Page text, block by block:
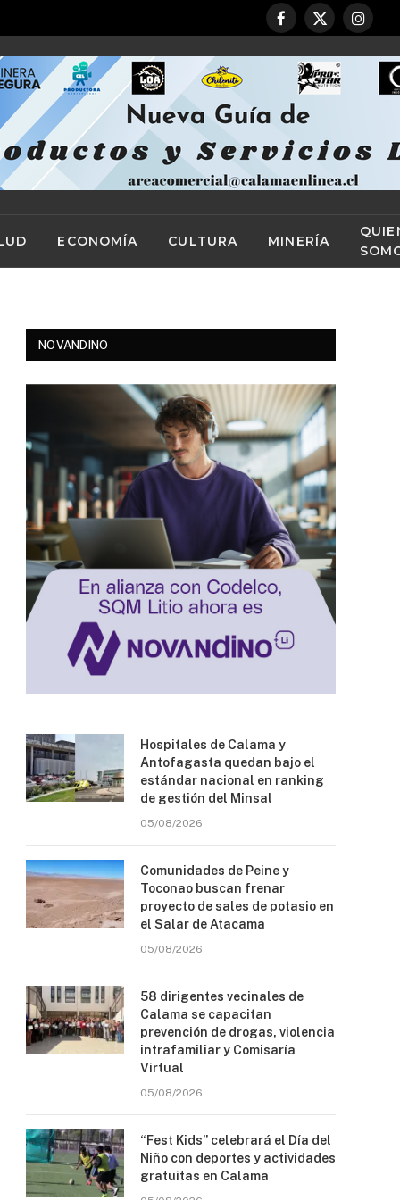
Facebook
X
ECONOMÍA CULTURA MINERÍA
NOVANDINO
Hospitales de Calama y
Antofagasta quedan bajo el
estándar nacional en ranking
de gestión del Minsal
05/08/2026
Comunidades de Peine y
Toconao buscan frenar
proyecto de sales de potasio en
el Salar de Atacama
05/08/2026
58 dirigentes vecinales de
Calama se capacitan
prevención de drogas, violencia
intrafamiliar y Comisaría
Virtual
05/08/2026
“Fest Kids” celebrará el Día del
Niño con deportes y actividades
gratuitas en Calama